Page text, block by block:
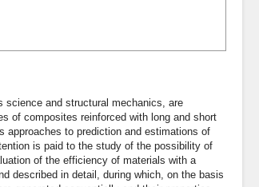
science and structural mechanics, are
of composites reinforced with long and short
approaches to prediction and estimations of
is paid to the study of the possibility of
of the efficiency of materials with a
described in detail, during which, on the basis